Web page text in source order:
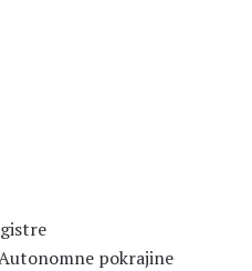
pokrajine